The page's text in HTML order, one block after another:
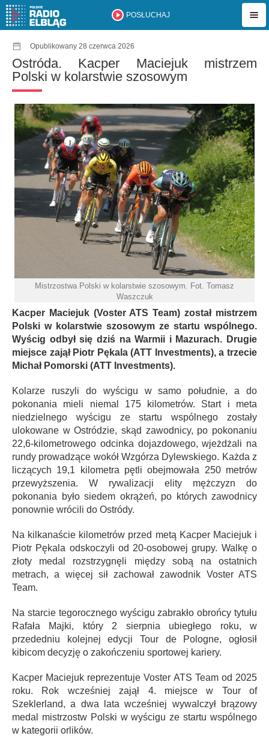
POSŁUCHAJ
Opublikowany 28 czerwca 2026
Ostróda. Kacper Maciejuk mistrzem
Polski w kolarstwie szosowym
Mistrzostwa Polski w kolarstwie szosowym. Fot. Tomasz
Waszczuk
Kacper Maciejuk (Voster ATS Team) został mistrzem
Polski w kolarstwie szosowym ze startu wspólnego.
Wyścig odbył się dziś na Warmii i Mazurach. Drugie
miejsce zajął Piotr Pękala (ATT Investments), a trzecie
Michał Pomorski (ATT Investments).
Kolarze ruszyli do wyścigu w samo południe, a do
pokonania mieli niemal 175 kilometrów. Start i meta
niedzielnego wyścigu ze startu wspólnego zostały
ulokowane w Ostródzie, skąd zawodnicy, po pokonaniu
22,6-kilometrowego odcinka dojazdowego, wjeżdżali na
rundy prowadzące wokół Wzgórza Dylewskiego. Każda z
liczących 19,1 kilometra pętli obejmowała 250 metrów
przewyższenia. W rywalizacji elity mężczyzn do
pokonania było siedem okrążeń, po których zawodnicy
ponownie wrócili do Ostródy.
Na kilkanaście kilometrów przed metą Kacper Maciejuk i
Piotr Pękala odskoczyli od 20-osobowej grupy. Walkę o
złoty medal rozstrzygnęli między sobą na ostatnich
metrach, a więcej sił zachował zawodnik Voster ATS
Team.
Na starcie tegorocznego wyścigu zabrakło obrońcy tytułu
Rafała Majki, który 2 sierpnia ubiegłego roku, w
przededniu kolejnej edycji Tour de Pologne, ogłosił
kibicom decyzję o zakończeniu sportowej kariery.
Kacper Maciejuk reprezentuje Voster ATS Team od 2025
roku. Rok wcześniej zajął 4. miejsce w Tour of
Szeklerland, a dwa lata wcześniej wywalczył brązowy
medal mistrzostw Polski w wyścigu ze startu wspólnego
w kategorii orlików.